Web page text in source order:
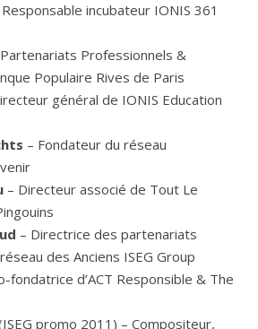
Responsable incubateur IONIS 361
Professionnels &
Populaire Rives de Paris
général de IONIS Education
– Fondateur du réseau
– Directeur associé de Tout Le
– Directrice des partenariats
des Anciens ISEG Group
fondatrice d’ACT Responsible & The
promo 2011) – Compositeur,